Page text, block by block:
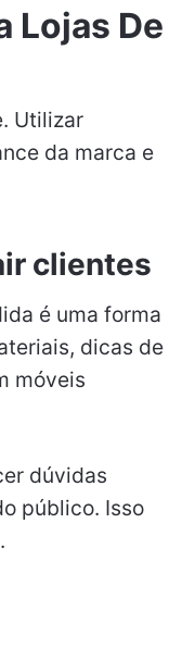
Lojas De
Utilizar
da marca e
clientes
é uma forma
dicas de
móveis
dúvidas
público. Isso